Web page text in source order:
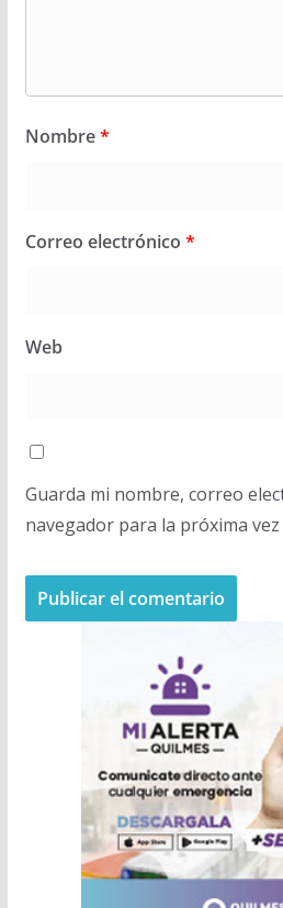
Nombre*
Correo electrónico *
Web
Guarda mi nombre, correo
navegador para la próxima